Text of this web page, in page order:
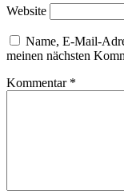
Website
Name, E-Mail-
meinen nächsten
Kommentar *